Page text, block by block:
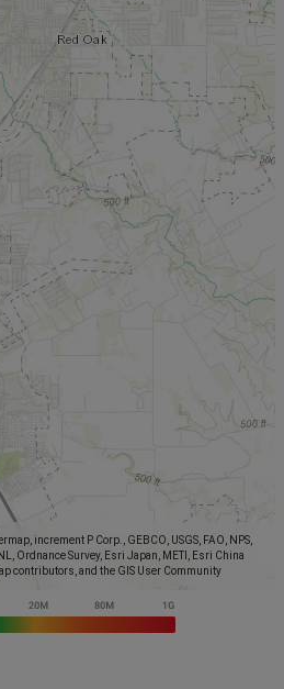
increment P Corp., GEBCO, USGS, FAO, NPS,
Ordnance Survey, Esri Japan, METI, Esri China
contributors, and the GIS User Community